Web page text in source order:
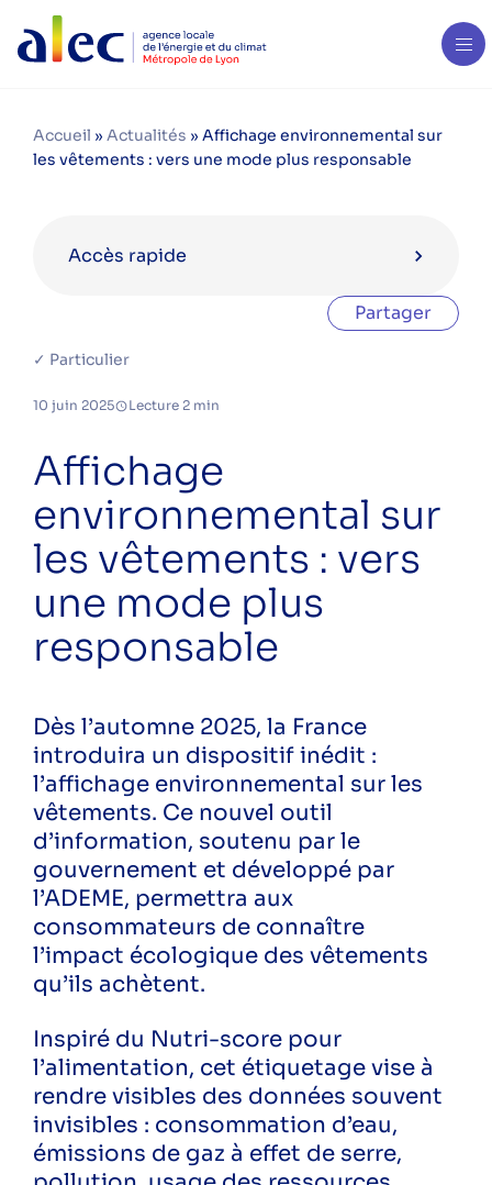
Accueil » Actualités » Affichage environnemental sur
les vêtements : vers une mode plus responsable
Accès rapide
Catégories
eau
ecoreno'v
energies renouvelables
formation
rénovation
rénovation énergétique
sensibilisation
solaire
économies d'eau
économies d'énergie
économie énergie
énergie
Public
Particuliers
Professionnels
Suivez-nous sur les réseaux pour ne rien
râter !
InstagramLinkedInFacebook
YouTubeSpotify
Partager
✓ Particulier
10 juin 2025 Lecture 2 min
Affichage
environnemental sur
les vêtements : vers
une mode plus
responsable
Dès l’automne 2025, la France
introduira un dispositif inédit :
l’affichage environnemental sur les
vêtements. Ce nouvel outil
d’information, soutenu par le
gouvernement et développé par
l’ADEME, permettra aux
consommateurs de connaître
l’impact écologique des vêtements
qu’ils achètent.
Inspiré du Nutri-score pour
l’alimentation, cet étiquetage vise à
rendre visibles des données souvent
invisibles : consommation d’eau,
émissions de gaz à effet de serre,